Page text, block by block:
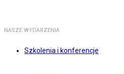
NASZE WYDARZENIA
Szkolenia i konferencje